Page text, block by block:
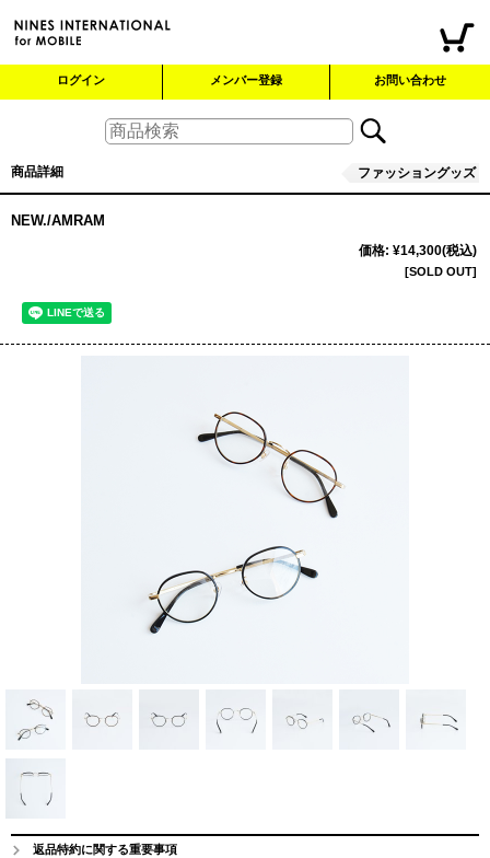
ログイン メンバー登録 お問い合わせ
商品詳細 ファッショングッズ
NEW./AMRAM
価格: ¥14,300(税込)
[SOLD OUT]
返品特約に関する重要事項